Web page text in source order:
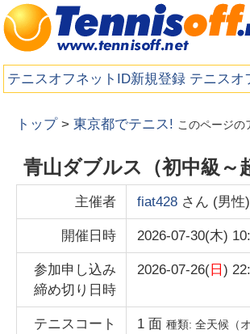
テニスオフネットID新規登録 テニスオ
トップ >東京都でテニス! このページ
青山ダブルス（初中級～
主催者 fiat428 さん (男性)
開催日時 2026-07-30(木)
参加申し込み
締め切り日時
2026-07-26( 日)
テニスコート 1 面種類:全天候（